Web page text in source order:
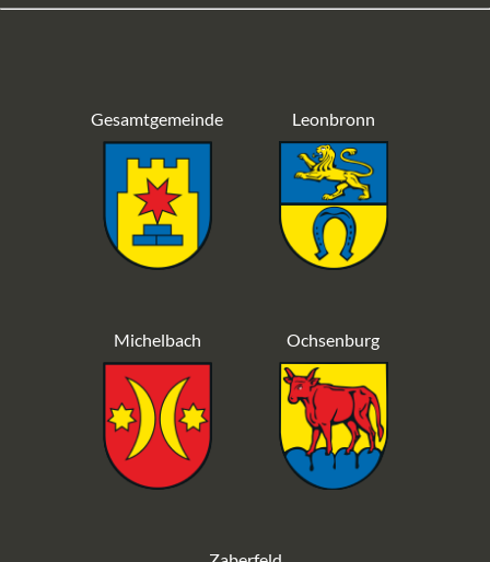
Gesamtgemeinde Leonbronn
Michelbach Ochsenburg